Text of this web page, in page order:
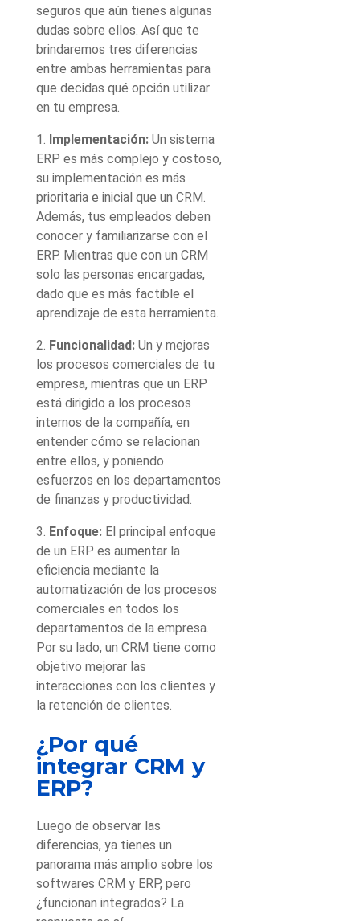
seguros que aún tienes algunas
dudas sobre ellos. Así que te
brindaremos tres diferencias
entre ambas herramientas para
que decidas qué opción utilizar
en tu empresa.
1. Implementación: Un sistema
ERP es más complejo y costoso,
su implementación es más
prioritaria e inicial que un CRM.
Además, tus empleados deben
conocer y familiarizarse con el
ERP. Mientras que con un CRM
solo las personas encargadas,
dado que es más factible el
aprendizaje de esta herramienta.
2. Funcionalidad: Un y mejoras
los procesos comerciales de tu
empresa, mientras que un ERP
está dirigido a los procesos
internos de la compañía, en
entender cómo se relacionan
entre ellos, y poniendo
esfuerzos en los departamentos
de finanzas y productividad.
3. Enfoque: El principal enfoque
de un ERP es aumentar la
eficiencia mediante la
automatización de los procesos
comerciales en todos los
departamentos de la empresa.
Por su lado, un CRM tiene como
objetivo mejorar las
interacciones con los clientes y
la retención de clientes.
¿Por qué
integrar CRM y
ERP?
Luego de observar las
diferencias, ya tienes un
panorama más amplio sobre los
softwares CRM y ERP, pero
¿funcionan integrados? La